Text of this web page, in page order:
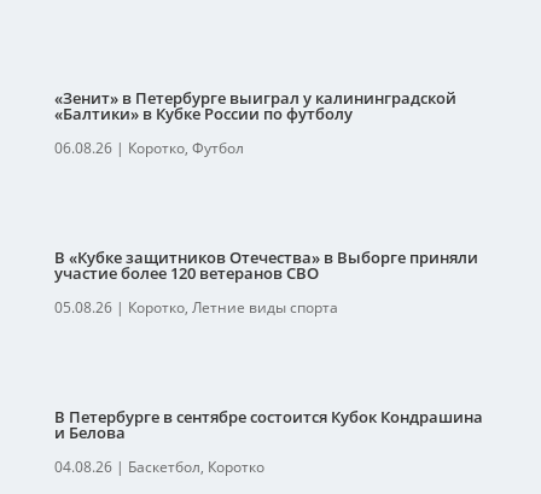
«Зенит» в Петербурге выиграл у калининградской
«Балтики» в Кубке России по футболу
06.08.26| Коротко, Футбол
В «Кубке защитников Отечества» в Выборге приняли
участие более 120 ветеранов СВО
05.08.26| Коротко, Летние виды спорта
В Петербурге в сентябре состоится Кубок Кондрашина
и Белова
04.08.26| Баскетбол, Коротко